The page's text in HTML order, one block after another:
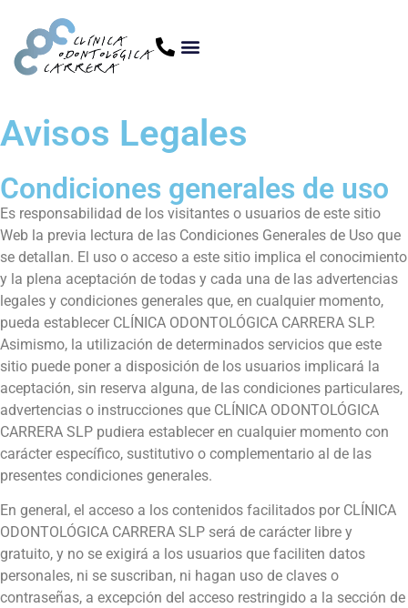
Avisos Legales
Condiciones generales de uso
Es responsabilidad de los visitantes o usuarios de este sitio
Web la previa lectura de las Condiciones Generales de Uso que
se detallan. El uso o acceso a este sitio implica el conocimiento
y la plena aceptación de todas y cada una de las advertencias
legales y condiciones generales que, en cualquier momento,
pueda establecer CLÍNICA ODONTOLÓGICA CARRERA SLP.
Asimismo, la utilización de determinados servicios que este
sitio puede poner a disposición de los usuarios implicará la
aceptación, sin reserva alguna, de las condiciones particulares,
advertencias o instrucciones que CLÍNICA ODONTOLÓGICA
CARRERA SLP pudiera establecer en cualquier momento con
carácter específico, sustitutivo o complementario al de las
presentes condiciones generales.
En general, el acceso a los contenidos facilitados por CLÍNICA
ODONTOLÓGICA CARRERA SLP será de carácter libre y
gratuito, y no se exigirá a los usuarios que faciliten datos
personales, ni se suscriban, ni hagan uso de claves o
contraseñas, a excepción del acceso restringido a la sección de